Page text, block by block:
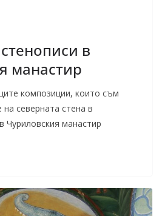
в
манастир
композиции, които съм
северната стена в
Чуриловския манастир